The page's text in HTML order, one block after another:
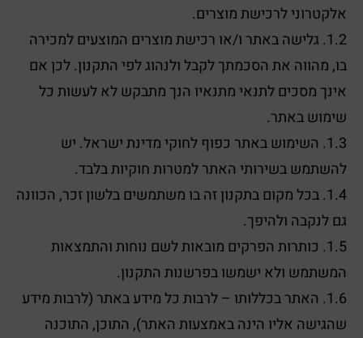
אלקטרוני לרכישת מוצרים.
1.2. גלישה באתר ו/או רכישת מוצרים המוצעים למכירה
בו, מהווה את הסכמתך לקבל ולנהוג לפי התקנון. לכן אם
אינך מסכים לתנאי מתנאיו הנך מתבקש לא לעשות כל
שימוש באתר.
1.3. השימוש באתר כפוף לחוקי מדינת ישראל. יש
להשתמש בשירותי האתר למטרות חוקיות בלבד.
1.4. בכל מקום בתקנון זה בו משתמשים בלשון זכר, הכוונה
גם לנקבה ולהיפך.
1.5. כותרות הפרקים מובאות לשם נוחות והתמצאות
המשתמש ולא ישמשו בפרשנות התקנון.
1.6. האתר בכללותו – לרבות כל מידע באתר (לרבות מידע
שהגישה אליו הינה באמצעות האתר), התוכן, התוכנה